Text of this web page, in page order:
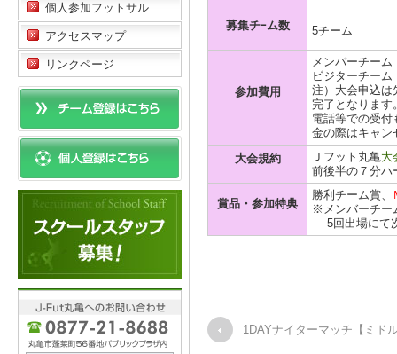
募集チｰム数 5チーム
参加費用
メンバーチー
ビジターチー
注）大会申込は
完了となります
電話等での受
金の際はキャン
大会規約
Ｊフット丸亀 大
前後半の７分ハ
賞品・参加特典
勝利チーム賞、
※メンバーチー
5回出場にて
1DAYナイターマッチ【ミド
個人参加フットサル
アクセスマップ
リンクページ